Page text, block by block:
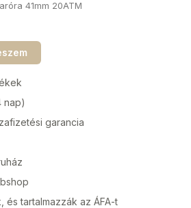
41mm 20ATM
nap)
garancia
és tartalmazzák az ÁFA-t